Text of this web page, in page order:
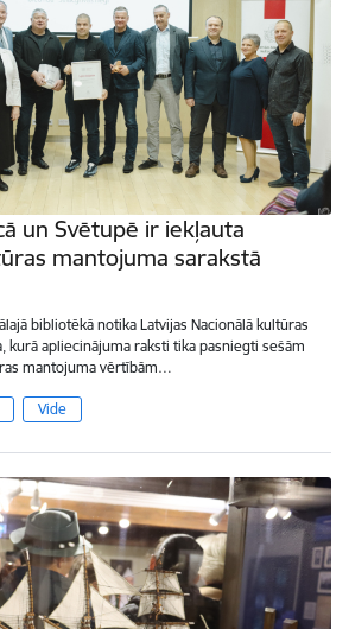
un Svētupē ir iekļauta
mantojuma sarakstā
bibliotēkā notika Latvijas Nacionālā kultūras
kurā apliecinājuma raksti tika pasniegti sešām
mantojuma vērtībām…
Vide